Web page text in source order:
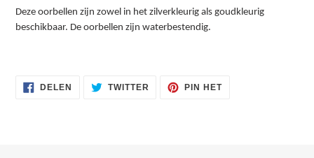
Deze oorbellen zijn zowel in het zilverkleurig als goudkleurig
beschikbaar. De oorbellen zijn waterbestendig.
DELEN DELEN TWITTER TWITTEREN
OP
PIN HETPINNEN